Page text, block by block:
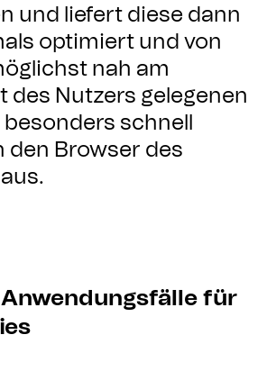
und liefert diese dann
optimiert und von
nah am
des Nutzers gelegenen
schnell
den Browser des
Anwendungsfälle für